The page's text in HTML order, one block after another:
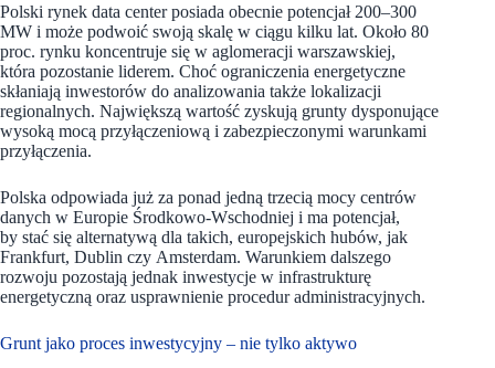
Polski rynek data center posiada obecnie potencjał 200–300
MW i może podwoić swoją skalę w ciągu kilku lat. Około 80
proc. rynku koncentruje się w aglomeracji warszawskiej,
która pozostanie liderem. Choć ograniczenia energetyczne
skłaniają inwestorów do analizowania także lokalizacji
regionalnych. Największą wartość zyskują grunty dysponujące
wysoką mocą przyłączeniową i zabezpieczonymi warunkami
przyłączenia.
Polska odpowiada już za ponad jedną trzecią mocy centrów
danych w Europie Środkowo-Wschodniej i ma potencjał,
by stać się alternatywą dla takich, europejskich hubów, jak
Frankfurt, Dublin czy Amsterdam. Warunkiem dalszego
rozwoju pozostają jednak inwestycje w infrastrukturę
energetyczną oraz usprawnienie procedur administracyjnych.
Grunt jako proces inwestycyjny – nie tylko aktywo